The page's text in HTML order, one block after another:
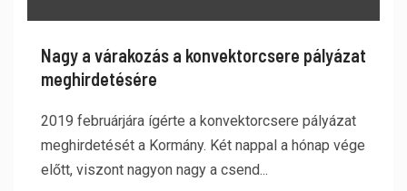
Nagy a várakozás a konvektorcsere pályázat
meghirdetésére
2019 februárjára ígérte a konvektorcsere pályázat
meghirdetését a Kormány. Két nappal a hónap vége
előtt, viszont nagyon nagy a csend...